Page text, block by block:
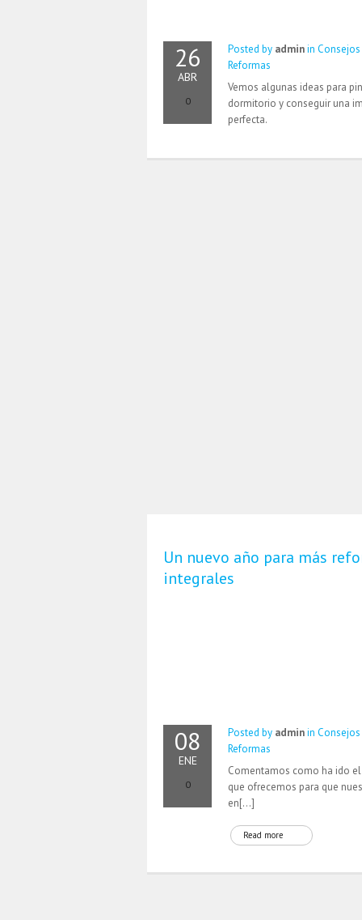
26
ABR
0
Posted by adminin Consejos
Reformas
Vemos algunas ideas para
dormitorio y conseguir una
perfecta.
Un nuevo año para más
integrales
08
ENE
0
Posted by adminin Consejos
Reformas
Comentamos como ha ido
que ofrecemos para que
en[…]
Read more